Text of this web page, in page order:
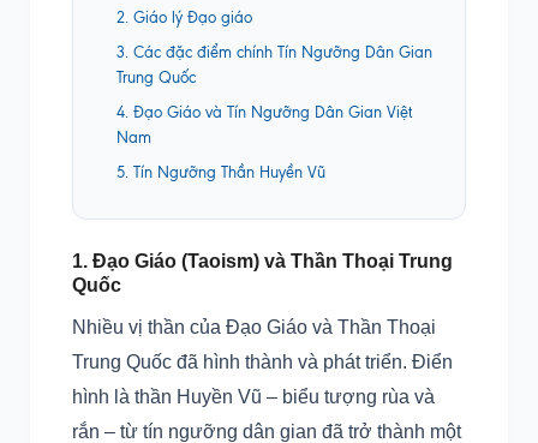
2. Giáo lý Đạo giáo
3. Các đặc điểm chính Tín Ngưỡng Dân Gian
Trung Quốc
4. Đạo Giáo và Tín Ngưỡng Dân Gian Việt
Nam
5. Tín Ngưỡng Thần Huyền Vũ
1. Đạo Giáo (Taoism) và Thần Thoại Trung
Quốc
Nhiều vị thần của Đạo Giáo và Thần Thoại
Trung Quốc đã hình thành và phát triển. Điển
hình là thần Huyền Vũ – biểu tượng rùa và
rắn – từ tín ngưỡng dân gian đã trở thành một